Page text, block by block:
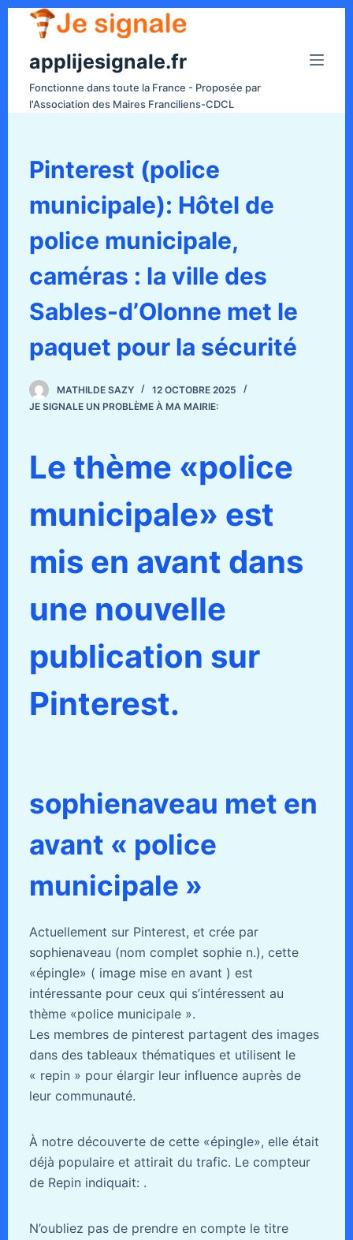
applijesignale.fr
Fonctionne dans toute la France - Proposée par
l'Association des Maires Franciliens-CDCL
Pinterest (police
municipale): Hôtel de
police municipale,
caméras : la ville des
Sables-d’Olonne met le
paquet pour la sécurité
MATHILDE SAZY
12 OCTOBRE 2025
JE SIGNALE UN PROBLÈME À MA MAIRIE:
Le thème «police
municipale» est
mis en avant dans
une nouvelle
publication sur
Pinterest.
sophienaveau met en
avant « police
municipale »
Actuellement sur Pinterest, et crée par
sophienaveau (nom complet sophie n.), cette
«épingle» ( image mise en avant ) est
intéressante pour ceux qui s’intéressent au
thème «police municipale ».
Les membres de pinterest partagent des images
dans des tableaux thématiques et utilisent le
« repin » pour élargir leur influence auprès de
leur communauté.
À notre découverte de cette «épingle», elle était
déjà populaire et attirait du trafic. Le compteur
de Repin indiquait: .
N’oubliez pas de prendre en compte le titre